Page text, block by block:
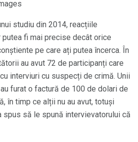
studiu din 2014, reacțiile
fi mai precise decât orice
pe care ați putea încerca. În
au avut 72 de participanți care
interviuri cu suspecți de crimă. Unii
furat o factură de 100 de dolari de
în timp ce alții nu au avut, totuși
să le spună intervievatorului că